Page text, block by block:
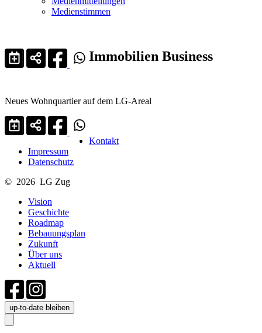
Medienstimmen
Immobilien Business
Neues Wohnquartier auf dem LG-Areal
Kontakt
Impressum
Datenschutz
© 2026 LG Zug
Vision
Geschichte
Roadmap
Bebauungsplan
Zukunft
Über uns
Aktuell
up-to-date bleiben